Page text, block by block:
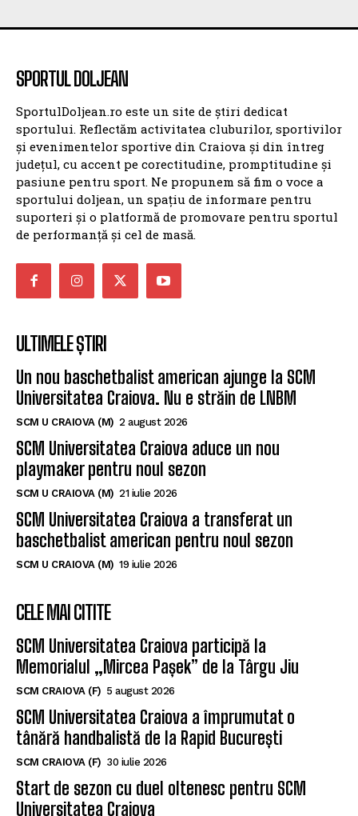
SPORTUL DOLJEAN
SportulDoljean.ro este un site de știri dedicat
sportului. Reflectăm activitatea cluburilor, sportivilor
și evenimentelor sportive din Craiova și din întreg
județul, cu accent pe corectitudine, promptitudine și
pasiune pentru sport. Ne propunem să fim o voce a
sportului doljean, un spațiu de informare pentru
suporteri și o platformă de promovare pentru sportul
de performanță și cel de masă.
ULTIMELE ȘTIRI
Un nou baschetbalist american ajunge la SCM
Universitatea Craiova. Nu e străin de LNBM
SCM U CRAIOVA (M) 2 august 2026
SCM Universitatea Craiova aduce un nou
playmaker pentru noul sezon
SCM U CRAIOVA (M) 21 iulie 2026
SCM Universitatea Craiova a transferat un
baschetbalist american pentru noul sezon
SCM U CRAIOVA (M) 19 iulie 2026
CELE MAI CITITE
SCM Universitatea Craiova participă la
Memorialul „Mircea Pașek” de la Târgu Jiu
SCM CRAIOVA (F) 5 august 2026
SCM Universitatea Craiova a împrumutat o
tânără handbalistă de la Rapid București
SCM CRAIOVA (F) 30 iulie 2026
Start de sezon cu duel oltenesc pentru SCM
Universitatea Craiova